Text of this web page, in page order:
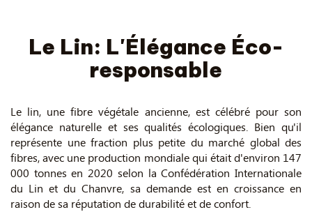
Le Lin: L'Élégance Éco-
responsable
Le lin, une fibre végétale ancienne, est célébré pour son
élégance naturelle et ses qualités écologiques. Bien qu'il
représente une fraction plus petite du marché global des
fibres, avec une production mondiale qui était d'environ 147
000 tonnes en 2020 selon la Confédération Internationale
du Lin et du Chanvre, sa demande est en croissance en
raison de sa réputation de durabilité et de confort.